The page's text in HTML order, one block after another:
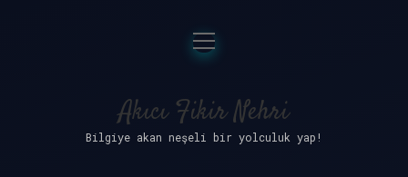
Anasayfa
Gizlilik Politikası
Yasal Uyarı
menüyü
aç
Akıcı Fikir Nehri
Bilgiye akan neşeli bir yolculuk yap!